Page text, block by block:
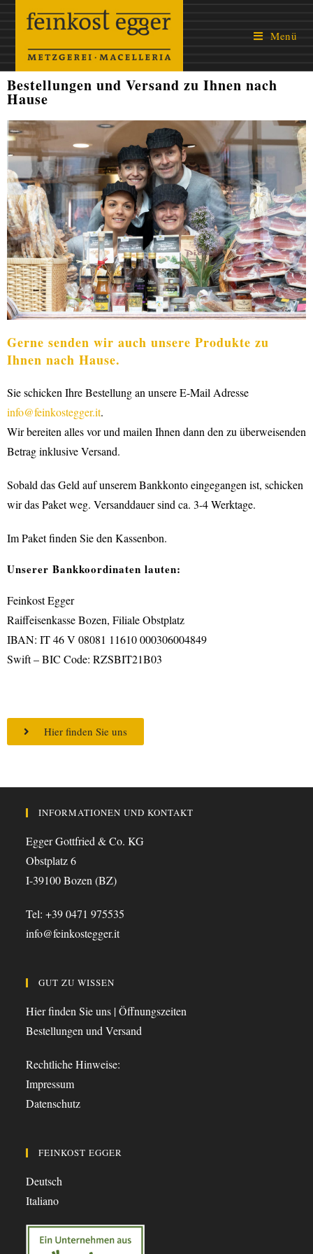
Menü
Bestellungen und Versand zu Ihnen nach
Hause
Gerne senden wir auch unsere Produkte zu
Ihnen nach Hause.
Sie schicken Ihre Bestellung an unsere E-Mail Adresse
info@feinkostegger.it.
Wir bereiten alles vor und mailen Ihnen dann den zu überweisenden
Betrag inklusive Versand.
Sobald das Geld auf unserem Bankkonto eingegangen ist, schicken
wir das Paket weg. Versanddauer sind ca. 3-4 Werktage.
Im Paket finden Sie den Kassenbon.
Unserer Bankkoordinaten lauten:
Feinkost Egger
Raiffeisenkasse Bozen, Filiale Obstplatz
IBAN: IT 46 V 08081 11610 000306004849
Swift – BIC Code: RZSBIT21B03
Hier finden Sie uns
INFORMATIONEN UND KONTAKT
Egger Gottfried & Co. KG
Obstplatz 6
I-39100 Bozen (BZ)
Tel: +39 0471 975535
info@feinkostegger.it
GUT ZU WISSEN
Hier finden Sie uns | Öffnungszeiten
Bestellungen und Versand
Rechtliche Hinweise:
Impressum
Datenschutz
FEINKOST EGGER
Deutsch
Italiano